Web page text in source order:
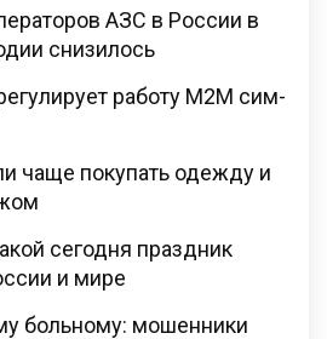
АЗС в России в
снизилось
работу M2M сим-
чаще покупать одежду и
сегодня праздник
и мире
больному: мошенники